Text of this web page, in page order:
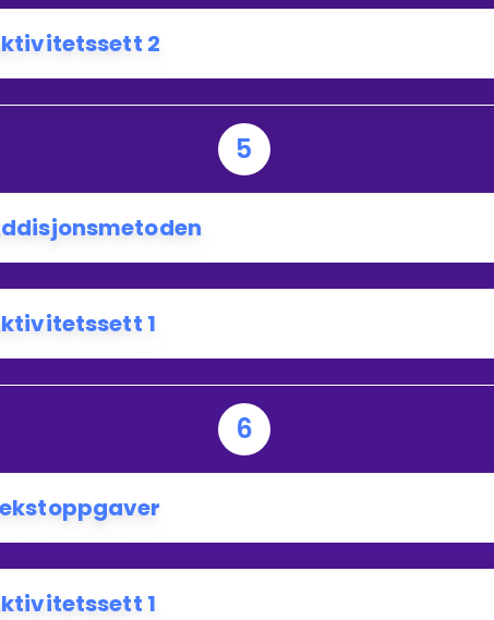
2
5
1
6
1